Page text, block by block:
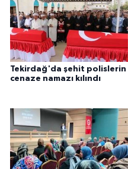
Tekirdağ'da şehit polislerin
cenaze namazı kılındı
Niğde Müftülüğü
Ordu Müftülüğü
Rize Müftülüğü
Sakarya Müftülüğü